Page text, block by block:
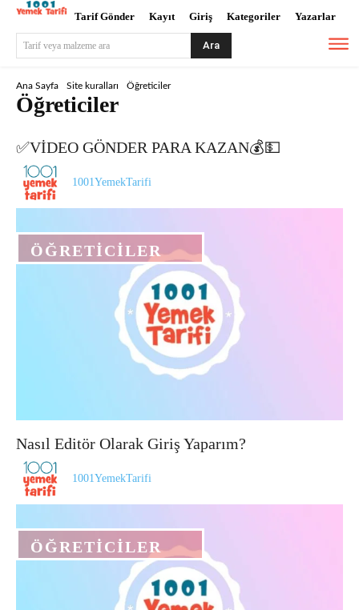
Tarif Gönder Kayıt Giriş Kategoriler Yazarlar
Tarif veya malzeme ara Ara
Ana Sayfa Site kuralları Öğreticiler
Öğreticiler
ÖĞRETICILER
✅VİDEO GÖNDER PARA KAZAN💰💵
1001YemekTarifi
ÖĞRETICILER
Nasıl Editör Olarak Giriş Yaparım?
1001YemekTarifi